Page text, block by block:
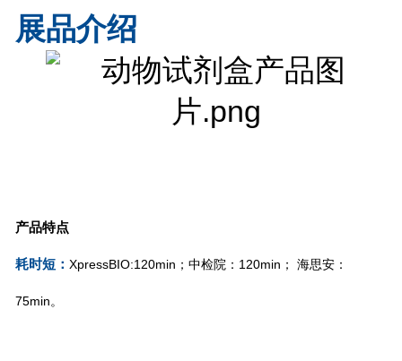
展品介绍
产品特点
耗时短： XpressBIO:120min；中检院：120min； 海思安：
75min。